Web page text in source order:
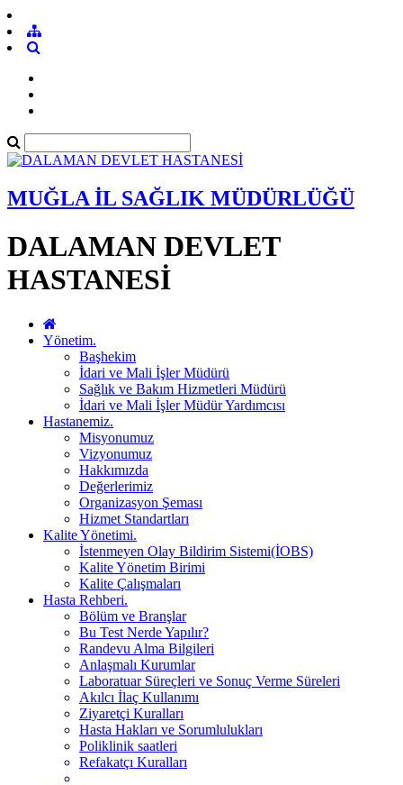
MUĞLA İL SAĞLIK MÜDÜRLÜĞÜ
DALAMAN DEVLET
HASTANESİ
Yönetim.
Başhekim
İdari ve Mali İşler Müdürü
Sağlık ve Bakım Hizmetleri Müdürü
İdari ve Mali İşler Müdür Yardımcısı
Hastanemiz.
Misyonumuz
Vizyonumuz
Hakkımızda
Değerlerimiz
Organizasyon Şeması
Hizmet Standartları
Kalite Yönetimi.
İstenmeyen Olay Bildirim Sistemi(İOBS)
Kalite Yönetim Birimi
Kalite Çalışmaları
Hasta Rehberi.
Bölüm ve Branşlar
Bu Test Nerde Yapılır?
Randevu Alma Bilgileri
Anlaşmalı Kurumlar
Laboratuar Süreçleri ve Sonuç Verme Süreleri
Akılcı İlaç Kullanımı
Ziyaretçi Kuralları
Hasta Hakları ve Sorumlulukları
Poliklinik saatleri
Refakatçı Kuralları